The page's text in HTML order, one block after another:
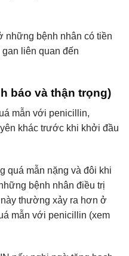
những bệnh nhân có tiền
liên quan đến
báo và thận trọng)
mẫn với penicillin,
khác trước khi khởi đầu
quá mẫn nặng và đôi khi
bệnh nhân điều trị
thường xảy ra hơn ở
mẫn với penicillin (xem